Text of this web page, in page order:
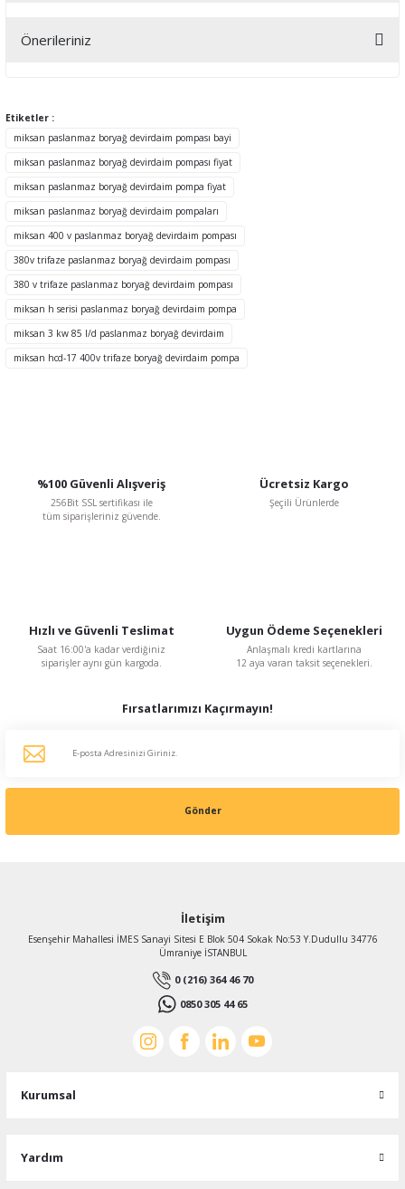
Önerileriniz
tarafımıza iletebilirsiniz.
Görüş ve önerileriniz için teşekkür ederiz.
Ürün açıklamasında eksik bilgiler bulunuyor.
Ürün bilgilerinde hatalar bulunuyor.
Ürün fiyatı diğer sitelerden daha pahalı.
Bu ürüne benzer farklı alternatifler olmalı.
Etiketler :
miksan paslanmaz boryağ devirdaim pompası bayi
miksan paslanmaz boryağ devirdaim pompası fiyat
miksan paslanmaz boryağ devirdaim pompa fiyat
miksan paslanmaz boryağ devirdaim pompaları
miksan 400 v paslanmaz boryağ devirdaim pompası
380v trifaze paslanmaz boryağ devirdaim pompası
380 v trifaze paslanmaz boryağ devirdaim pompası
miksan h serisi paslanmaz boryağ devirdaim pompa
miksan 3 kw 85 l/d paslanmaz boryağ devirdaim
miksan hcd-17 400v trifaze boryağ devirdaim pompa
%100 Güvenli Alışveriş
256Bit SSL sertifikası ile
tüm siparişleriniz güvende.
Ücretsiz Kargo
Şeçili Ürünlerde
Hızlı ve Güvenli Teslimat
Saat 16:00'a kadar verdiğiniz
siparişler aynı gün kargoda.
Uygun Ödeme Seçenekleri
Anlaşmalı kredi kartlarına
12 aya varan taksit seçenekleri.
Fırsatlarımızı Kaçırmayın!
Gönder
İletişim
Esenşehir Mahallesi İMES Sanayi Sitesi E Blok 504 Sokak No:53 Y.Dudullu 34776
Ümraniye İSTANBUL
0 (216) 364 46 70
0850 305 44 65
Kurumsal
Yardım